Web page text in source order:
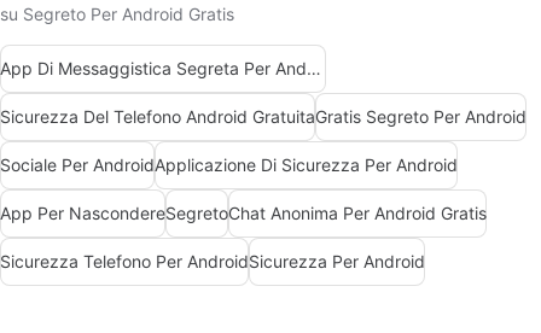
su Segreto Per Android Gratis
App Di Messaggistica Segreta Per Android
Sicurezza Del Telefono Android GratuitaGratis Segreto Per Android
Sociale Per AndroidApplicazione Di Sicurezza Per Android
App Per NascondereSegretoChat Anonima Per Android Gratis
Sicurezza Telefono Per AndroidSicurezza Per Android